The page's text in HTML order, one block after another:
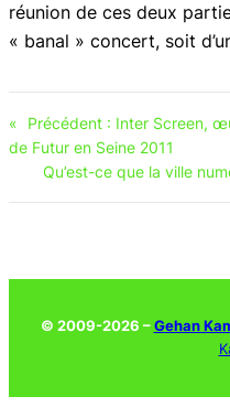
réunion de ces deux
« banal » concert, soit
« Précédent : Inter Screen,
de Futur en Seine 2011
Qu’est-ce que la ville
© 2009-2026 –Gehan